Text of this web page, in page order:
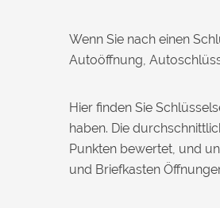
Wir standen mit den
Preis und super freundlich.
sofort weiterempfehlen!
Wenn Sie nach einen
Autoöffnung,
Hier finden Sie
haben. Die
Punkten bewertet, und
und Briefkasten